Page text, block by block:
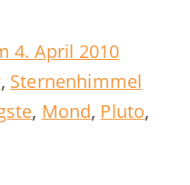
4. April 2010
, Sternenhimmel
, Mond, Pluto,